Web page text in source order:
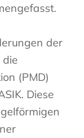
der
(PMD)
Diese